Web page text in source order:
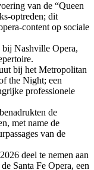
van de “Queen
optreden; dit
content op sociale
Nashville Opera,
bij het Metropolitan
the Night; een
professionele
de
met name de
van de
deel te nemen aan
Santa Fe Opera, een